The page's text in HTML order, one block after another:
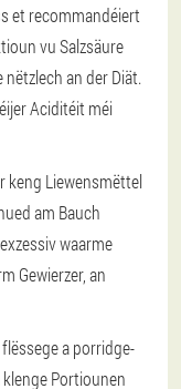
et recommandéiert
vu Salzsäure
an der Diät.
Aciditéit méi
keng Liewensmëttel
am Bauch
waarme
Gewierzer, an
a porridge-
Portiounen